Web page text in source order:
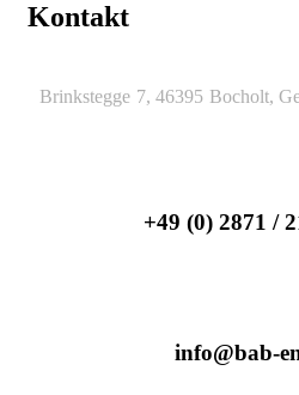
Kontakt
Brinkstegge 7, 46395 Bocholt,
+49 (0) 2871 /
info@bab-